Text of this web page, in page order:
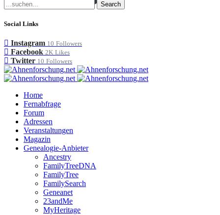
Search
Social Links
Instagram 10 Followers
Facebook 2K Likes
Twitter 10 Followers
Home
Fernabfrage
Forum
Adressen
Veranstaltungen
Magazin
Genealogie-Anbieter
Ancestry
FamilyTreeDNA
FamilyTree
FamilySearch
Geneanet
23andMe
MyHeritage